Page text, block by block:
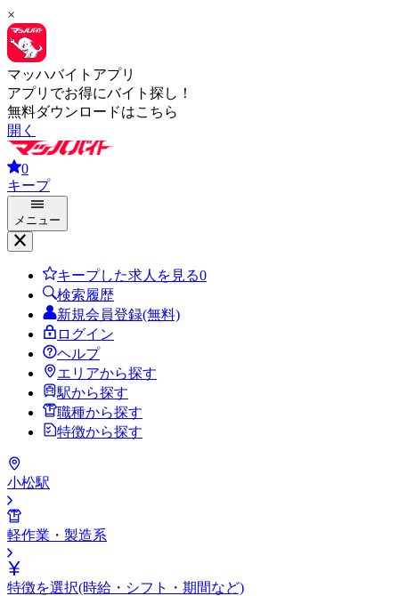
×
マッハバイトアプリ
アプリでお得にバイト探し！
無料ダウンロードはこちら
開く
0
キープ
メニュー
キープした求人を見る0
検索履歴
新規会員登録(無料)
ログイン
ヘルプ
エリアから探す
駅から探す
職種から探す
特徴から探す
小松駅
軽作業・製造系
特徴を選択(時給・シフト・期間など)